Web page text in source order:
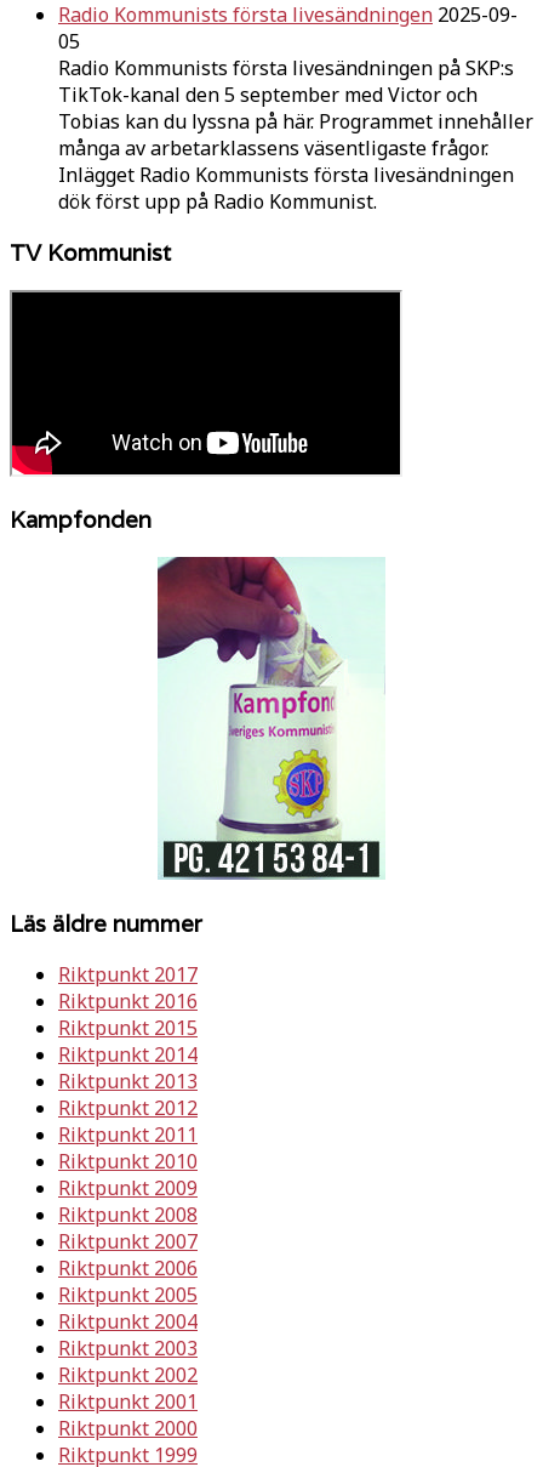
Radio Kommunists första livesändningen 2025-09-
05
Radio Kommunists första livesändningen på SKP:s
TikTok-kanal den 5 september med Victor och
Tobias kan du lyssna på här. Programmet innehåller
många av arbetarklassens väsentligaste frågor.
Inlägget Radio Kommunists första livesändningen
dök först upp på Radio Kommunist.
TV Kommunist
Kampfonden
Läs äldre nummer
Riktpunkt 2017
Riktpunkt 2016
Riktpunkt 2015
Riktpunkt 2014
Riktpunkt 2013
Riktpunkt 2012
Riktpunkt 2011
Riktpunkt 2010
Riktpunkt 2009
Riktpunkt 2008
Riktpunkt 2007
Riktpunkt 2006
Riktpunkt 2005
Riktpunkt 2004
Riktpunkt 2003
Riktpunkt 2002
Riktpunkt 2001
Riktpunkt 2000
Riktpunkt 1999